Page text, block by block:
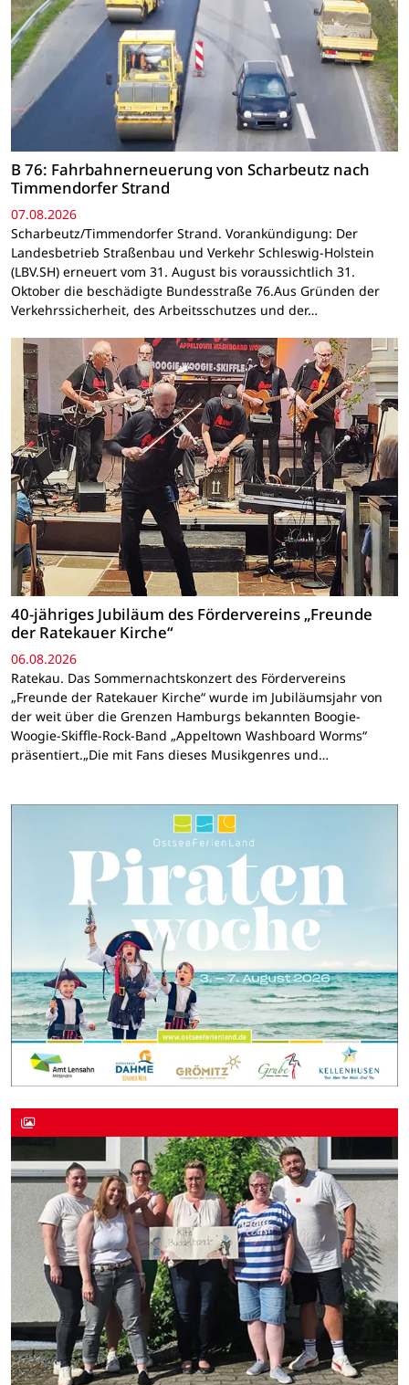
B 76: Fahrbahnerneuerung von Scharbeutz nach
Timmendorfer Strand
07.08.2026
Scharbeutz/Timmendorfer Strand. Vorankündigung: Der
Landesbetrieb Straßenbau und Verkehr Schleswig-Holstein
(LBV.SH) erneuert vom 31. August bis voraussichtlich 31.
Oktober die beschädigte Bundesstraße 76.Aus Gründen der
Verkehrssicherheit, des Arbeitsschutzes und der…
40-jähriges Jubiläum des Fördervereins „Freunde
der Ratekauer Kirche“
06.08.2026
Ratekau. Das Sommernachtskonzert des Fördervereins
„Freunde der Ratekauer Kirche“ wurde im Jubiläumsjahr von
der weit über die Grenzen Hamburgs bekannten Boogie-
Woogie-Skiffle-Rock-Band „Appeltown Washboard Worms“
präsentiert.„Die mit Fans dieses Musikgenres und…